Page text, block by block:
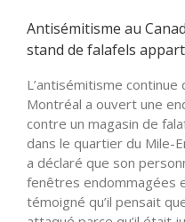
Antisémitisme au
stand de falafels
L’antisémitisme
Montréal a ouvert une
contre un magasin de
dans le quartier du Mile-
a déclaré que son
fenêtres endommagées
témoigné qu’il pensait